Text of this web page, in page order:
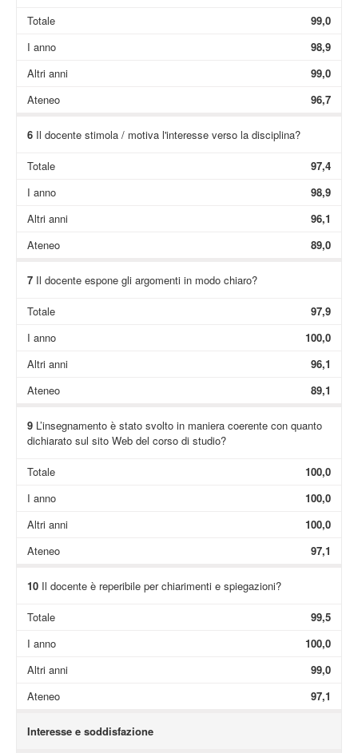
Totale
99,0
I anno
98,9
Altri anni
99,0
Ateneo
96,7
6Il docente stimola / motiva l'interesse verso la disciplina?
Totale
97,4
I anno
98,9
Altri anni
96,1
Ateneo
89,0
7Il docente espone gli argomenti in modo chiaro?
Totale
97,9
I anno
100,0
Altri anni
96,1
Ateneo
89,1
9L’insegnamento è stato svolto in maniera coerente con quanto
dichiarato sul sito Web del corso di studio?
Totale
100,0
I anno
100,0
Altri anni
100,0
Ateneo
97,1
10Il docente è reperibile per chiarimenti e spiegazioni?
Totale
99,5
I anno
100,0
Altri anni
99,0
Ateneo
97,1
Interesse e soddisfazione